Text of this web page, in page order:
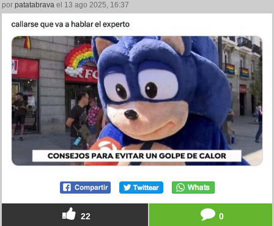
por patatabrava el 13 ago 2025, 16:37
22 0